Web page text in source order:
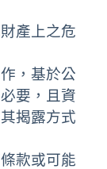
產上之危
，基於公
要，且資
揭露方式
款或可能